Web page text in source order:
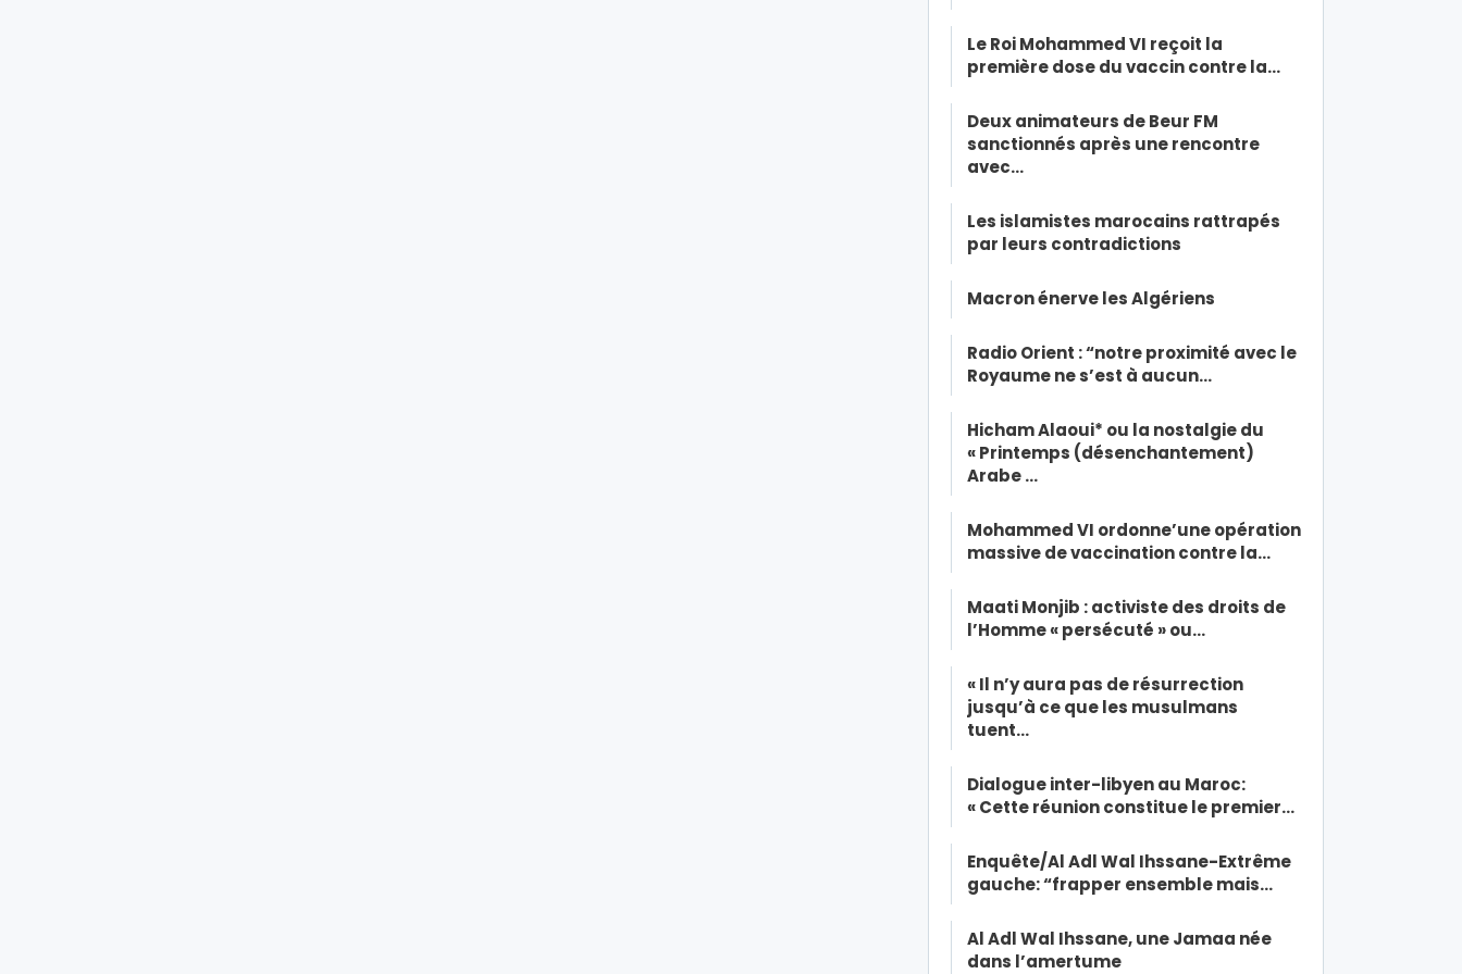
Le Roi Mohammed VI reçoit la
première dose du vaccin contre la…
Deux animateurs de Beur FM
sanctionnés après une rencontre
avec…
Les islamistes marocains rattrapés
par leurs contradictions
Macron énerve les Algériens
Radio Orient : “notre proximité avec le
Royaume ne s’est à aucun…
Hicham Alaoui* ou la nostalgie du
« Printemps (désenchantement)
Arabe …
Mohammed VI ordonne’une opération
massive de vaccination contre la…
Maati Monjib : activiste des droits de
l’Homme « persécuté » ou…
« Il n’y aura pas de résurrection
jusqu’à ce que les musulmans
tuent…
Dialogue inter-libyen au Maroc:
« Cette réunion constitue le premier…
Enquête/Al Adl Wal Ihssane-Extrême
gauche: “frapper ensemble mais…
Al Adl Wal Ihssane, une Jamaa née
dans l’amertume